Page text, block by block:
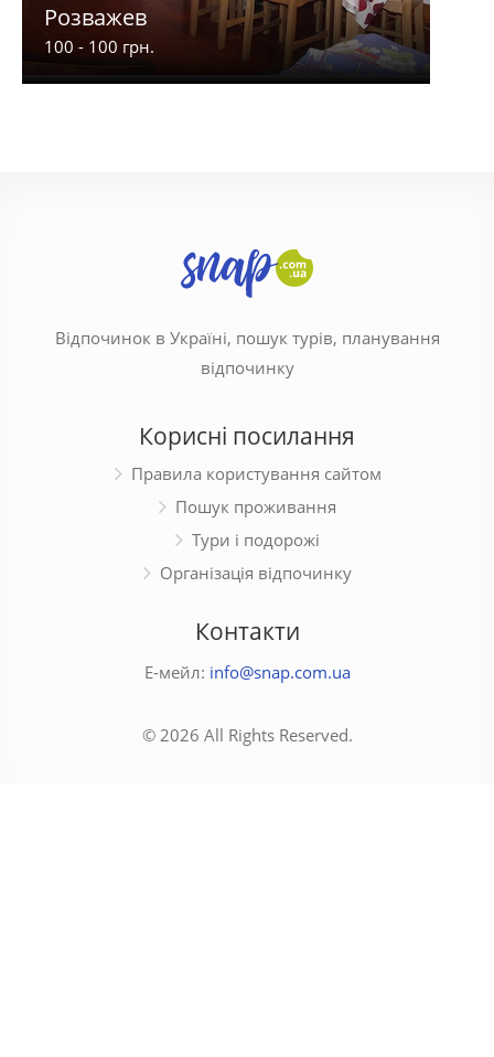
Розважев
100 - 100 грн.
Відпочинок в Україні, пошук турів, планування
відпочинку
Корисні посилання
Правила користування сайтом
Пошук проживання
Тури і подорожі
Організація відпочинку
Контакти
Е-мейл: info@snap.com.ua
© 2026 All Rights Reserved.